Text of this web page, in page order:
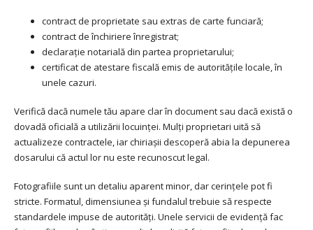
contract de proprietate sau extras de carte funciară;
contract de închiriere înregistrat;
declarație notarială din partea proprietarului;
certificat de atestare fiscală emis de autoritățile locale, în
unele cazuri.
Verifică dacă numele tău apare clar în document sau dacă există o
dovadă oficială a utilizării locuinței. Mulți proprietari uită să
actualizeze contractele, iar chiriașii descoperă abia la depunerea
dosarului că actul lor nu este recunoscut legal.
Fotografiile sunt un detaliu aparent minor, dar cerințele pot fi
stricte. Formatul, dimensiunea și fundalul trebuie să respecte
standardele impuse de autorități. Unele servicii de evidență fac